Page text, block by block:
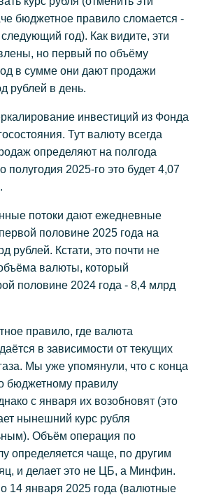
бюджетное правило сломается -
год). Как видите, эти
но первый по объёму
в сумме они дают продажи
рублей в день.
инвестиций из Фонда
Тут валюту всегда
определяют на полгода
полугодия 2025-го это будет 4,07
потоки дают ежедневные
половине 2025 года на
рублей. Кстати, это почти не
валюты, который
половине 2024 года - 8,4 млрд
правило, где валюта
в зависимости от текущих
Мы уже упомянули, что с конца
бюджетному правилу
с января их возобновят (это
нынешний курс рубля
Объём операция по
определяется чаще, по другим
и делает это не ЦБ, а Минфин.
14 января 2025 года (валютные